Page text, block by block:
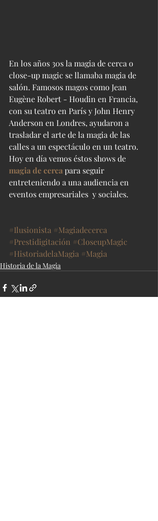
En los años 30s la magia de cerca o
close-up magic se llamaba magia de
salón. Famosos magos como Jean
Eugène Robert - Houdin en Francia,
con su teatro en París y John Henry
Anderson en Londres, ayudaron a
trasladar el arte de la magia de las
calles a un espectáculo en un teatro.
Hoy en día vemos éstos shows de
magia de cerca para seguir
entreteniendo a una audiencia en
eventos empresariales  y sociales.
#Ilusionista #Magiadecerca
#Prestidigitación #CloseupMagic
#HistoriadelaMagia #Magia
Historia de la Magia